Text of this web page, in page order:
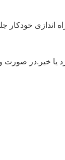
اندازی خودکار
یا خیر.در